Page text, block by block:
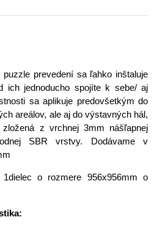
puzzle prevedení sa ľahko inštaluje
ich jednoducho spojíte k sebe/ aj
sa aplikuje predovšetkým do
areálov, ale aj do výstavných hál,
zložená z vrchnej 3mm nášľapnej
SBR vrstvy. Dodávame v
o rozmere 956x956mm o